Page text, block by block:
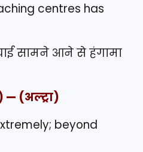
centres has
सामने आने से हंगामा
(अल्ट्रा)
beyond